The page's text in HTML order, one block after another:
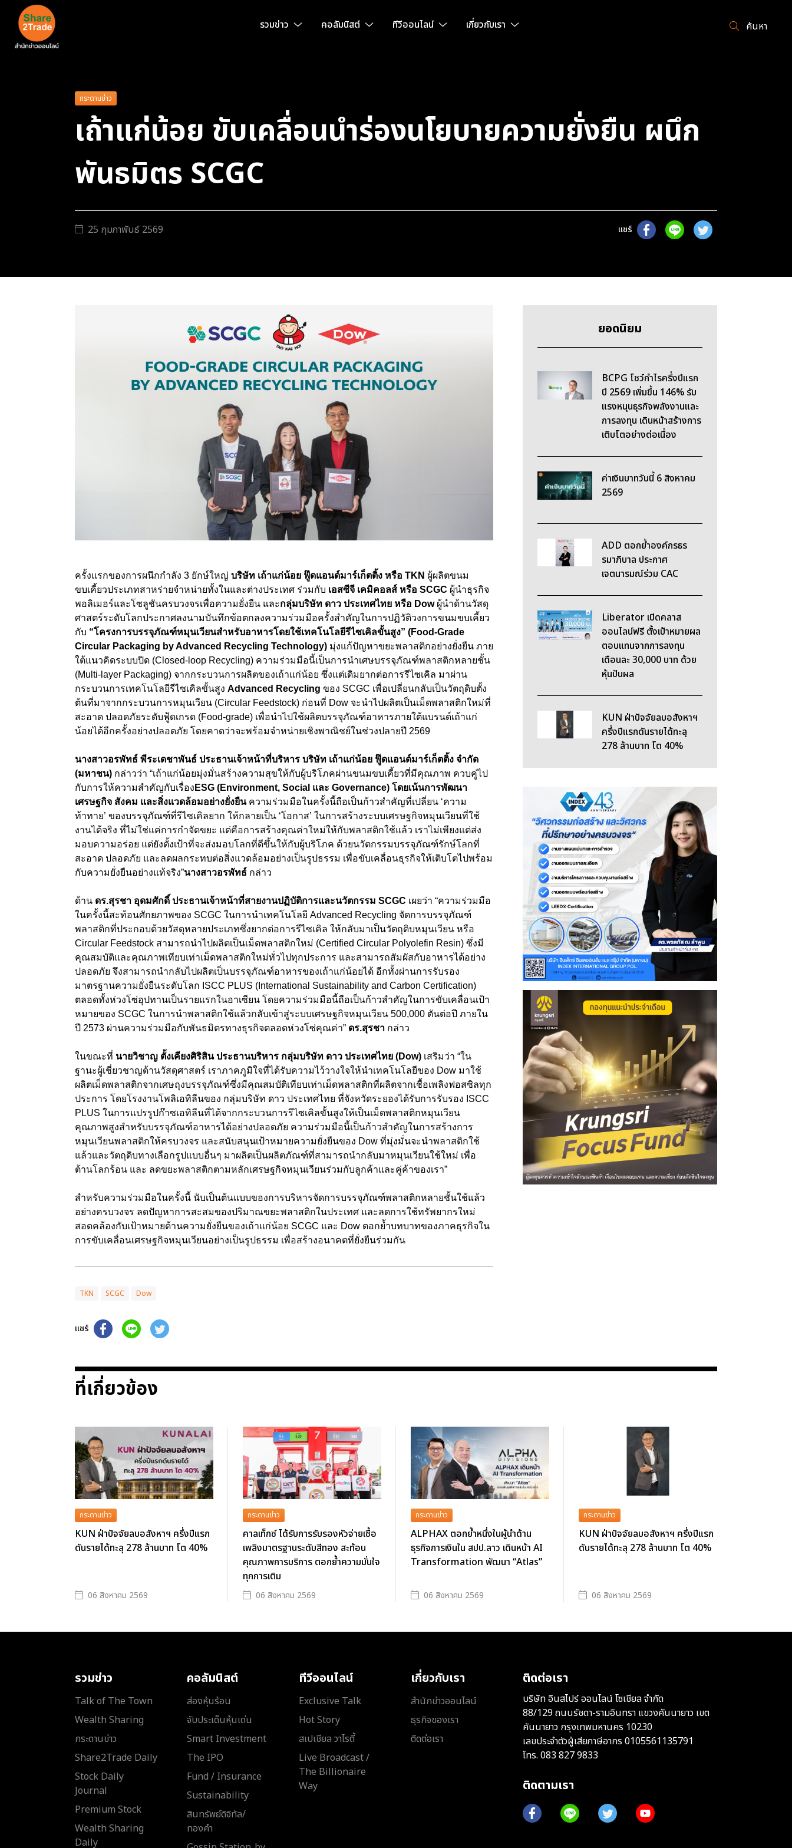
รวมข่าว คอลัมนิสต์ ทีวีออนไลน์ เกี่ยวกับเรา ค้นหา
กระดานข่าว
เถ้าแก่น้อย ขับเคลื่อนนำร่องนโยบายความยั่งยืน ผนึก
พันธมิตร SCGC
25 กุมภาพันธ์ 2569 แชร์
ครั้งแรกของการผนึกกำลัง 3 ยักษ์ใหญ่ บริษัท เถ้าแก่น้อย ฟู๊ดแอนด์มาร์เก็ตติ้ง หรือ TKN ผู้ผลิตขนม
ขบเคี้ยวประเภทสาหร่ายจำหน่ายทั้งในและต่างประเทศ ร่วมกับ เอสซีจี เคมิคอลส์ หรือ SCGC ผู้นำธุรกิจ
พอลิเมอร์และโซลูชันครบวงจรเพื่อความยั่งยืน และกลุ่มบริษัท ดาว ประเทศไทย หรือ Dow ผู้นำด้านวัสดุ
ศาสตร์ระดับโลกประกาศลงนามบันทึกข้อตกลงความร่วมมือครั้งสำคัญในการปฏิวัติวงการขนมขบเคี้ยว
กับ “โครงการบรรจุภัณฑ์หมุนเวียนสำหรับอาหารโดยใช้เทคโนโลยีรีไซเคิลขั้นสูง” (Food-Grade
Circular Packaging by Advanced Recycling Technology) มุ่งแก้ปัญหาขยะพลาสติกอย่างยั่งยืน ภาย
ใต้แนวคิดระบบปิด (Closed-loop Recycling) ความร่วมมือนี้เป็นการนำเศษบรรจุภัณฑ์พลาสติกหลายชั้น
(Multi-layer Packaging) จากกระบวนการผลิตของเถ้าแก่น้อย ซึ่งแต่เดิมยากต่อการรีไซเคิล มาผ่าน
กระบวนการเทคโนโลยีรีไซเคิลขั้นสูง Advanced Recycling ของ SCGC เพื่อเปลี่ยนกลับเป็นวัตถุดิบตั้ง
ต้นที่มาจากกระบวนการหมุนเวียน (Circular Feedstock) ก่อนที่ Dow จะนำไปผลิตเป็นเม็ดพลาสติกใหม่ที่
สะอาด ปลอดภัยระดับฟู้ดเกรด (Food-grade) เพื่อนำไปใช้ผลิตบรรจุภัณฑ์อาหารภายใต้แบรนด์เถ้าแก่
น้อยได้อีกครั้งอย่างปลอดภัย โดยคาดว่าจะพร้อมจำหน่ายเชิงพาณิชย์ในช่วงปลายปี 2569
นางสาวอรพัทธ์ พีระเดชาพันธ์ ประธานเจ้าหน้าที่บริหาร บริษัท เถ้าแก่น้อย ฟู๊ดแอนด์มาร์เก็ตติ้ง จำกัด
(มหาชน) กล่าวว่า “เถ้าแก่น้อยมุ่งมั่นสร้างความสุขให้กับผู้บริโภคผ่านขนมขบเคี้ยวที่มีคุณภาพ ควบคู่ไป
กับการให้ความสำคัญกับเรื่อง ESG (Environment, Social และ Governance) โดยเน้นการพัฒนา
เศรษฐกิจ สังคม และสิ่งแวดล้อมอย่างยั่งยืนความร่วมมือในครั้งนี้ถือเป็นก้าวสำคัญที่เปลี่ยน ‘ความ
ท้าทาย’ ของบรรจุภัณฑ์ที่รีไซเคิลยาก ให้กลายเป็น ‘โอกาส’ ในการสร้างระบบเศรษฐกิจหมุนเวียนที่ใช้
งานได้จริง ที่ไม่ใช่แค่การกำจัดขยะ แต่คือการสร้างคุณค่าใหม่ให้กับพลาสติกใช้แล้ว เราไม่เพียงแต่ส่ง
มอบความอร่อย แต่ยังตั้งเป้าที่จะส่งมอบโลกที่ดีขึ้นให้กับผู้บริโภค ด้วยนวัตกรรมบรรจุภัณฑ์รักษ์โลกที่
สะอาด ปลอดภัย และลดผลกระทบต่อสิ่งแวดล้อมอย่างเป็นรูปธรรม เพื่อขับเคลื่อนธุรกิจให้เติบโตไปพร้อม
กับความยั่งยืนอย่างแท้จริง”นางสาวอรพัทธ์ กล่าว
ด้าน ดร.สุรชา อุดมศักดิ์ ประธานเจ้าหน้าที่สายงานปฏิบัติการและนวัตกรรม SCGC เผยว่า “ความร่วมมือ
ในครั้งนี้สะท้อนศักยภาพของ SCGC ในการนำเทคโนโลยี Advanced Recycling จัดการบรรจุภัณฑ์
พลาสติกที่ประกอบด้วยวัสดุหลายประเภทซึ่งยากต่อการรีไซเคิล ให้กลับมาเป็นวัตถุดิบหมุนเวียน หรือ
Circular Feedstock สามารถนำไปผลิตเป็นเม็ดพลาสติกใหม่ (Certified Circular Polyolefin Resin) ซึ่งมี
คุณสมบัติและคุณภาพเทียบเท่าเม็ดพลาสติกใหม่ทั่วไปทุกประการ และสามารถสัมผัสกับอาหารได้อย่าง
ปลอดภัย จึงสามารถนำกลับไปผลิตเป็นบรรจุภัณฑ์อาหารของเถ้าแก่น้อยได้ อีกทั้งผ่านการรับรอง
มาตรฐานความยั่งยืนระดับโลก ISCC PLUS (International Sustainability and Carbon Certification)
ตลอดทั้งห่วงโซ่อุปทานเป็นรายแรกในอาเซียน โดยความร่วมมือนี้ถือเป็นก้าวสำคัญในการขับเคลื่อนเป้า
หมายของ SCGC ในการนำพลาสติกใช้แล้วกลับเข้าสู่ระบบเศรษฐกิจหมุนเวียน 500,000 ตันต่อปี ภายใน
ปี 2573 ผ่านความร่วมมือกับพันธมิตรทางธุรกิจตลอดห่วงโซ่คุณค่า” ดร.สุรชา กล่าว
ในขณะที่ นายวิชาญ ตั้งเคียงศิริสิน ประธานบริหาร กลุ่มบริษัท ดาว ประเทศไทย (Dow) เสริมว่า “ใน
ฐานะผู้เชี่ยวชาญด้านวัสดุศาสตร์ เราภาคภูมิใจที่ได้รับความไว้วางใจให้นำเทคโนโลยีของ Dow มาใช้
ผลิตเม็ดพลาสติกจากเศษถุงบรรจุภัณฑ์ซึ่งมีคุณสมบัติเทียบเท่าเม็ดพลาสติกที่ผลิตจากเชื้อเพลิงฟอสซิลทุก
ประการ โดยโรงงานโพลิเอทิลีนของ กลุ่มบริษัท ดาว ประเทศไทย ที่จังหวัดระยองได้รับการรับรอง ISCC
PLUS ในการแปรรูปก๊าซเอทิลีนที่ได้จากกระบวนการรีไซเคิลขั้นสูงให้เป็นเม็ดพลาสติกหมุนเวียน
คุณภาพสูงสำหรับบรรจุภัณฑ์อาหารได้อย่างปลอดภัย ความร่วมมือนี้เป็นก้าวสำคัญในการสร้างการ
หมุนเวียนพลาสติกให้ครบวงจร และสนับสนุนเป้าหมายความยั่งยืนของ Dow ที่มุ่งมั่นจะนำพลาสติกใช้
แล้วและวัตถุดิบทางเลือกรูปแบบอื่นๆ มาผลิตเป็นผลิตภัณฑ์ที่สามารถนำกลับมาหมุนเวียนใช้ใหม่ เพื่อ
ต้านโลกร้อน และ ลดขยะพลาสติกตามหลักเศรษฐกิจหมุนเวียนร่วมกับลูกค้าและคู่ค้าของเรา”
สำหรับความร่วมมือในครั้งนี้ นับเป็นต้นแบบของการบริหารจัดการบรรจุภัณฑ์พลาสติกหลายชั้นใช้แล้ว
อย่างครบวงจร ลดปัญหาการสะสมของปริมาณขยะพลาสติกในประเทศ และลดการใช้ทรัพยากรใหม่
สอดคล้องกับเป้าหมายด้านความยั่งยืนของเถ้าแก่น้อย SCGC และ Dow ตอกย้ำบทบาทของภาคธุรกิจใน
การขับเคลื่อนเศรษฐกิจหมุนเวียนอย่างเป็นรูปธรรม เพื่อสร้างอนาคตที่ยั่งยืนร่วมกัน
TKN SCGC Dow
แชร์
ยอดนิยม
BCPG โชว์กำไรครึ่งปีแรก
ปี 2569 เพิ่มขึ้น 146% รับ
แรงหนุนธุรกิจพลังงานและ
การลงทุน เดินหน้าสร้างการ
เติบโตอย่างต่อเนื่อง
ค่าเงินบาทวันนี้ 6 สิงหาคม
2569
ADD ตอกย้ำองค์กรธร
รมาภิบาล ประกาศ
เจตนารมณ์ร่วม CAC
Liberator เปิดคลาส
ออนไลน์ฟรี ตั้งเป้าหมายผล
ตอบแทนจากการลงทุน
เดือนละ 30,000 บาท ด้วย
หุ้นปันผล
KUN ฝ่าปัจจัยลบอสังหาฯ
ครึ่งปีแรกดันรายได้ทะลุ
278 ล้านบาท โต 40%
ที่เกี่ยวข้อง
กระดานข่าว
KUN ฝ่าปัจจัยลบอสังหาฯ ครึ่งปีแรก
ดันรายได้ทะลุ 278 ล้านบาท โต 40%
06 สิงหาคม 2569
กระดานข่าว
คาลเท็กซ์ ได้รับการรับรองหัวจ่ายเชื้อ
เพลิงมาตรฐานระดับสีทอง สะท้อน
คุณภาพการบริการ ตอกย้ำความมั่นใจ
ทุกการเติม
06 สิงหาคม 2569
กระดานข่าว
ALPHAX ตอกย้ำหนึ่งในผู้นำด้าน
ธุรกิจการเงินใน สปป.ลาว เดินหน้า AI
Transformation พัฒนา “Atlas”
06 สิงหาคม 2569
กระดานข่าว
KUN ฝ่าปัจจัยลบอสังหาฯ ครึ่งปีแรก
ดันรายได้ทะลุ 278 ล้านบาท โต 40%
06 สิงหาคม 2569
รวมข่าว
Talk of The Town
Wealth Sharing
กระดานข่าว
Share2Trade Daily
Stock Daily
Journal
Premium Stock
Wealth Sharing
Daily
คอลัมนิสต์
ส่องหุ้นร้อน
จับประเด็นหุ้นเด่น
Smart Investment
The IPO
Fund / Insurance
Sustainability
สินทรัพย์ดิจิทัล/
ทองคำ
ทีวีออนไลน์
Exclusive Talk
Hot Story
สเปเชียล วาไรตี้
Live Broadcast /
The Billionaire
Way
เกี่ยวกับเรา
สำนักข่าวออนไลน์
ธุรกิจของเรา
ติดต่อเรา
ติดต่อเรา
บริษัท อินสไปร์ ออนไลน์ โซเชียล จำกัด
88/129 ถนนรัชดา-รามอินทรา แขวงคันนายาว เขต
คันนายาว กรุงเทพมหานคร 10230
เลขประจำตัวผู้เสียภาษีอากร 0105561135791
โทร. 083 827 9833
ติดตามเรา